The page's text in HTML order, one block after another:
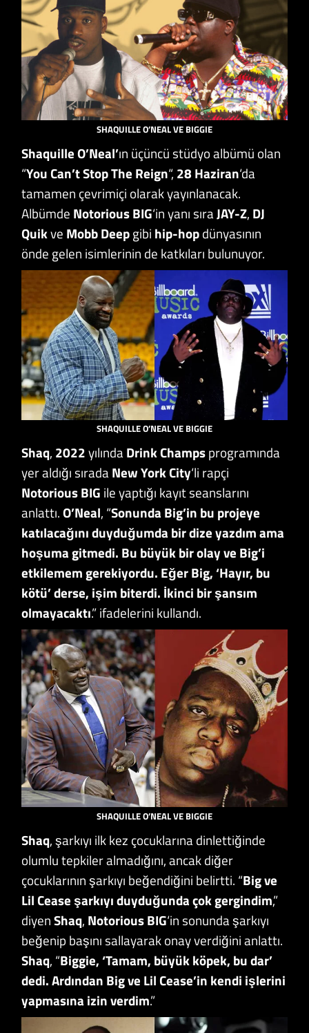
SHAQUILLE O’NEAL VE BIGGIE
Shaquille O’Neal’ın üçüncü stüdyo albümü olan
“You Can’t Stop The Reign“, 28 Haziran‘da
tamamen çevrimiçi olarak yayınlanacak.
Albümde Notorious BIG‘in yanı sıraJAY-Z, DJ
Quikve Mobb Deepgibi hip-hopdünyasının
önde gelen isimlerinin de katkıları bulunuyor.
SHAQUILLE O’NEAL VE BIGGIE
Shaq, 2022yılındaDrink Champsprogramında
yer aldığı sıradaNew York City‘li rapçi
Notorious BIG ile yaptığı kayıt seanslarını
anlattı.O’Neal, “Sonunda Big’in bu projeye
katılacağını duyduğumda bir dize yazdım ama
hoşuma gitmedi. Bu büyük bir olay ve Big’i
etkilemem gerekiyordu. Eğer Big, ‘Hayır, bu
kötü’ derse, işim biterdi. İkinci bir şansım
olmayacaktı.” ifadelerini kullandı.
SHAQUILLE O’NEAL VE BIGGIE
Shaq, şarkıyı ilk kez çocuklarına dinlettiğinde
olumlu tepkiler almadığını, ancak diğer
çocuklarının şarkıyı beğendiğini belirtti. “Big ve
Lil Cease şarkıyı duyduğunda çok gergindim,”
diyenShaq, Notorious BIG‘in sonunda şarkıyı
beğenip başını sallayarak onay verdiğini anlattı.
Shaq, “Biggie, ‘Tamam, büyük köpek, bu dar’
dedi. Ardından Big ve Lil Cease’in kendi işlerini
yapmasına izin verdim.”